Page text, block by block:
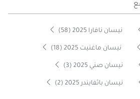
نيسان نافارا 2025 (58)
نيسان ماغنيت 2025 (18)
نيسان صني 2025 (3)
نيسان باثفايندر 2025 (2)